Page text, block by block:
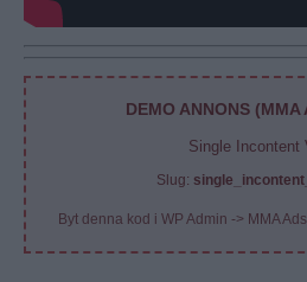
DEMO ANNONS
Single Incontent
Slug:
Byt denna kod i WP Admin -> MMA